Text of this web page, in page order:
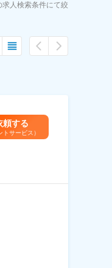
人検索条件にて絞
頼する
トサービス）